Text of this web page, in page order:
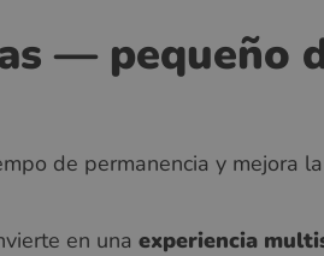
— pequeño
de permanencia y mejora
en una experiencia